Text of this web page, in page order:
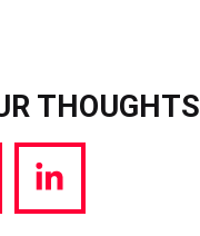
THOUGHTS
Share
via